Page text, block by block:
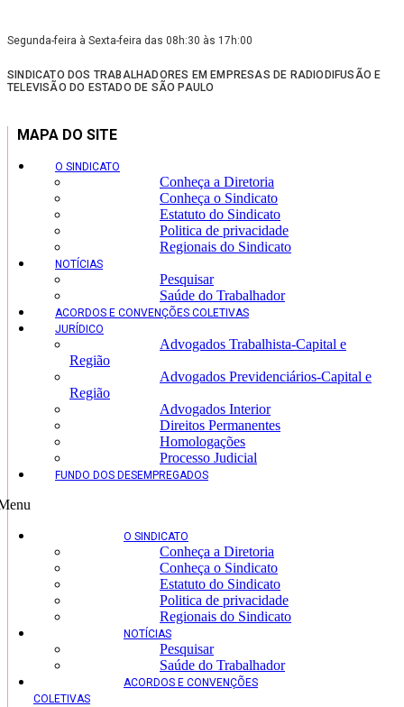
Segunda-feira à Sexta-feira das 08h:30 às 17h:00
SINDICATO DOS TRABALHADORES EM EMPRESAS DE RADIODIFUSÃO E
TELEVISÃO DO ESTADO DE SÃO PAULO
MAPA DO SITE
O SINDICATO
Conheça a Diretoria
Conheça o Sindicato
Estatuto do Sindicato
Politica de privacidade
Regionais do Sindicato
NOTÍCIAS
Pesquisar
Saúde do Trabalhador
ACORDOS E CONVENÇÕES COLETIVAS
JURÍDICO
Advogados Trabalhista-Capital e
Região
Advogados Previdenciários-Capital e
Região
Advogados Interior
Direitos Permanentes
Homologações
Processo Judicial
FUNDO DOS DESEMPREGADOS
O SINDICATO
Conheça a Diretoria
Conheça o Sindicato
Estatuto do Sindicato
Politica de privacidade
Regionais do Sindicato
NOTÍCIAS
Pesquisar
Saúde do Trabalhador
ACORDOS E CONVENÇÕES
COLETIVAS